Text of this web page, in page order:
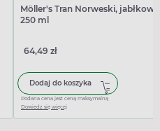
Möller's Tran Norweski,
250 ml
64,49 zł
Dodaj do koszyka
Podana cena jest ceną maksymalną
Dowiedz się więcej